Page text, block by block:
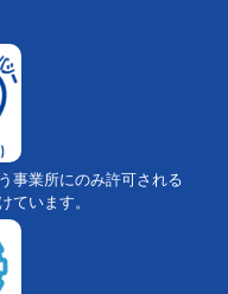
事業所にのみ許可される
ています。